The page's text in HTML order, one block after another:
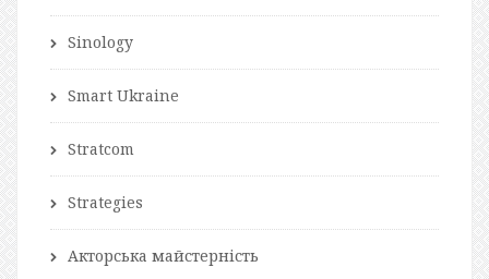
Sinology
Smart Ukraine
Stratcom
Strategies
Акторська майстерність